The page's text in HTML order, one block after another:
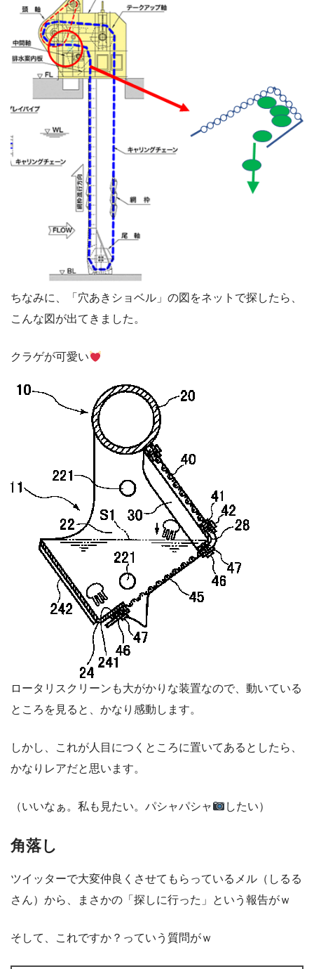
ちなみに、「穴あきショベル」の図をネットで探したら、
こんな図が出てきました。
クラゲが可愛い
ロータリスクリーンも大がかりな装置なので、動いている
ところを見ると、かなり感動します。
しかし、これが人目につくところに置いてあるとしたら、
かなりレアだと思います。
（いいなぁ。私も見たい。パシャパシャ したい）
角落し
ツイッターで大変仲良くさせてもらっているメル（しるる
さん）から、まさかの「探しに行った」という報告がｗ
そして、これですか？っていう質問がｗ